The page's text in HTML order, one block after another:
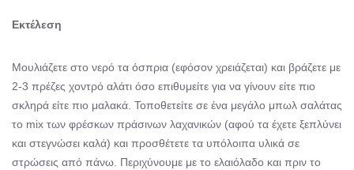
Εκτέλεση
Μουλιάζετε στο νερό τα όσπρια (εφόσον χρειάζεται) και βράζετε με
2-3 πρέζες χοντρό αλάτι όσο επιθυμείτε για να γίνουν είτε πιο
σκληρά είτε πιο μαλακά. Τοποθετείτε σε ένα μεγάλο μπωλ σαλάτας
το mix των φρέσκων πράσινων λαχανικών (αφού τα έχετε ξεπλύνει
και στεγνώσει καλά) και προσθέτετε τα υπόλοιπα υλικά σε
στρώσεις από πάνω. Περιχύνουμε με το ελαιόλαδο και πριν το